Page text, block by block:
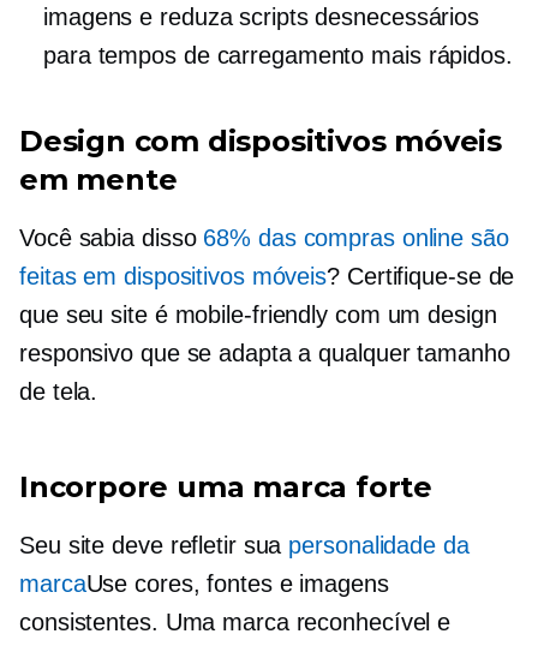
imagens e reduza scripts desnecessários
para tempos de carregamento mais rápidos.
Design com dispositivos móveis
em mente
Você sabia disso 68% das compras online são
feitas em dispositivos móveis? Certifique-se de
que seu site é mobile-friendly com um design
responsivo que se adapta a qualquer tamanho
de tela.
Incorpore uma marca forte
Seu site deve refletir sua personalidade da
marcaUse cores, fontes e imagens
consistentes. Uma marca reconhecível e